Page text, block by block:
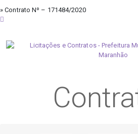
» Contrato Nº – 171484/2020